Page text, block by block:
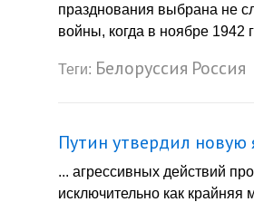
празднования выбрана не
войны, когда в ноябре 1942
Теги: Белоруссия Россия
Путин утвердил
... агрессивных действий
исключительно как крайняя